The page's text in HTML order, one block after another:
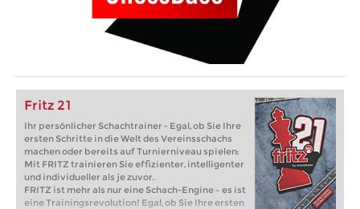
Fritz 21
Ihr persönlicher Schachtrainer - Egal, ob Sie Ihre
ersten Schritte in die Welt des Vereinsschachs
machen oder bereits auf Turnierniveau spielen:
Mit FRITZ trainieren Sie effizienter, intelligenter
und individueller als je zuvor.
FRITZ ist mehr als nur eine Schach-Engine – es ist
eine Trainingsrevolution! Egal, ob Sie Ihre ersten